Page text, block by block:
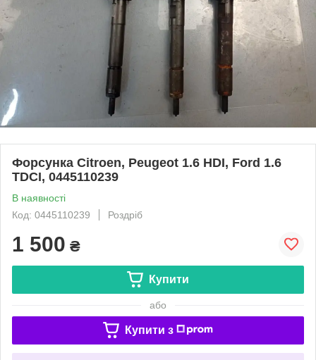
Форсунка Citroen, Peugeot 1.6 HDI, Ford 1.6
TDCI, 0445110239
В наявності
Код: 0445110239
Роздріб
1 500 ₴
Купити
або
Купити з